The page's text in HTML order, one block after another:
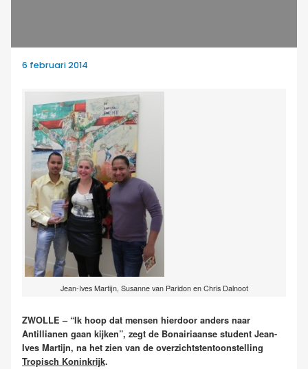
6 februari 2014
Jean-Ives Martijn, Susanne van Paridon en Chris Dalnoot
ZWOLLE – “Ik hoop dat mensen hierdoor anders naar
Antillianen gaan kijken”, zegt de Bonairiaanse student Jean-
Ives Martijn, na het zien van de overzichtstentoonstelling
Tropisch Koninkrijk.